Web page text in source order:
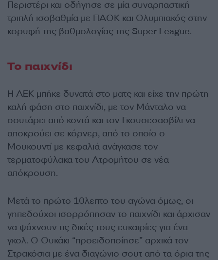
Περιστέρι και οδήγησε σε μία συναρπαστική
τριπλή ισοβαθμία με ΠΑΟΚ και Ολυμπιακός στην
κορυφή της βαθμολογίας της Super League.
Το παιχνίδι
Η ΑΕΚ μπήκε δυνατά στο ματς και είχε την πρώτη
καλή φάση στο παιχνίδι, με τον Μάνταλο να
σουτάρει από κοντά και τον Γκουσεσασβίλι να
αποκρούει σε κόρνερ, από το οποίο ο
Μουκουντί με κεφαλιά ανάγκασε τον
τερματοφύλακα του Ατρομήτου σε νέα
απόκρουση.
Μετά το πρώτο 10λεπτο του αγώνα όμως, οι
γηπεδούχοι ισορρόπησαν το παιχνίδι και άρχισαν
να ψάχνουν τις δικές τους ευκαιρίες για ένα
γκολ. Ο Ουκάκι “προειδοποίησε” αρχικά τον
Στρακόσια με ένα διαγώνιο σουτ από τα όρια της